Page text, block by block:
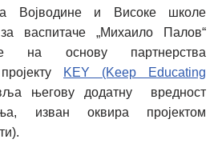
Војводине и Високе школе
за васпитаче „Михаило Палов“
на основу партнерства
KEY (Keep Educating
његову додатну вредност
изван оквира пројектом